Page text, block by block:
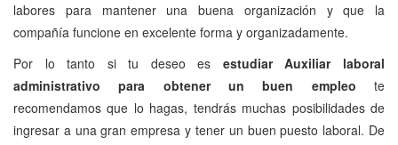
labores para mantener una buena organización y que la
compañía funcione en excelente forma y organizadamente.
Por lo tanto si tu deseo es estudiar Auxiliar laboral
administrativo para obtener un buen empleo te
recomendamos que lo hagas, tendrás muchas posibilidades de
ingresar a una gran empresa y tener un buen puesto laboral. De